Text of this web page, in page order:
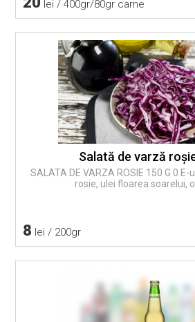
lei / 400gr/80gr carne
Salată de varză
SALATA DE VARZA ROSIE 150 G 0
rosie, ulei floarea soarelui,
8 lei / 200gr